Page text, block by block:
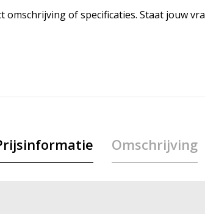
of specificaties. Staat jouw
Omschrijving